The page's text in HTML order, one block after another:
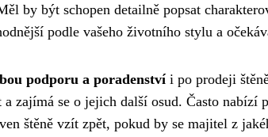
by být schopen detailně popsat
podle vašeho životního stylu a
podporu a poradenstvíi po prodeji
zajímá se o jejich další osud. Často nabízí
štěně vzít zpět, pokud by se majitel z